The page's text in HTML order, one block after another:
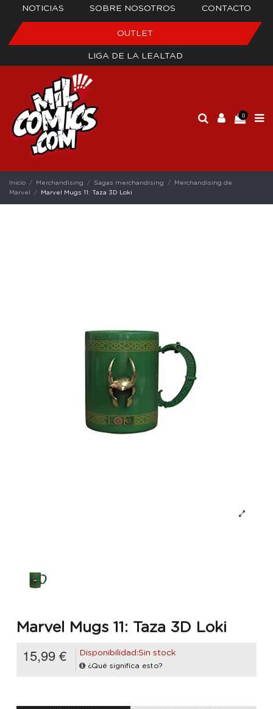
NOTICIAS SOBRE NOSOTROS CONTACTO
OUTLET
LIGA DE LA LEALTAD
0
Inicio Merchandising Sagas merchandising
Merchandising de
Marvel
Marvel Mugs 11: Taza 3D Loki
Marvel Mugs 11: Taza 3D Loki
15,99 € Disponibilidad:Sin stock
¿Qué significa esto?